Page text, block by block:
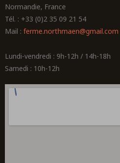
Normandie, France
Tél. : +33 (0)2 35 09 21 54
Mail : ferme.northmaen@gmail.com
Lundi-vendredi : 9h-12h / 14h-18h
Samedi : 10h-12h